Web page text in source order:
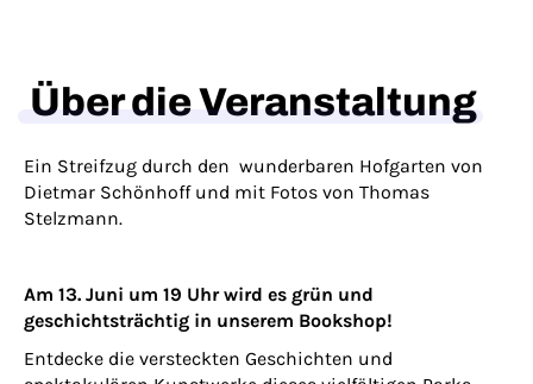
Über die Veranstaltung
Ein Streifzug durch den wunderbaren Hofgarten von
Dietmar Schönhoff und mit Fotos von Thomas
Stelzmann.
Am 13. Juni um 19 Uhr wird es grün und
geschichtsträchtig in unserem Bookshop!
Entdecke die versteckten Geschichten und